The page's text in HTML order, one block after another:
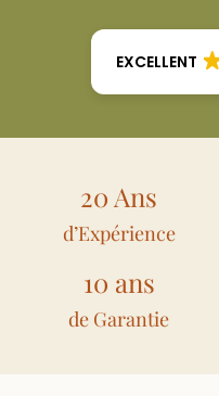
EXCELLENT
20 Ans
d’Expérience
10 ans
de Garantie